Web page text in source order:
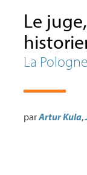
Le
La
parArtur Kula,